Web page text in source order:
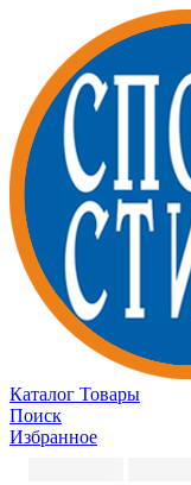
Каталог Товары
Поиск
Избранное